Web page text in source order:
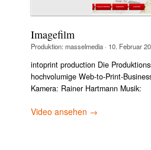
Imagefilm
Produktion: masselmedia· 10. Februar
intoprint production Die
hochvolumige Web-to-Print-
Kamera: Rainer Hartmann Musik:
Video ansehen →